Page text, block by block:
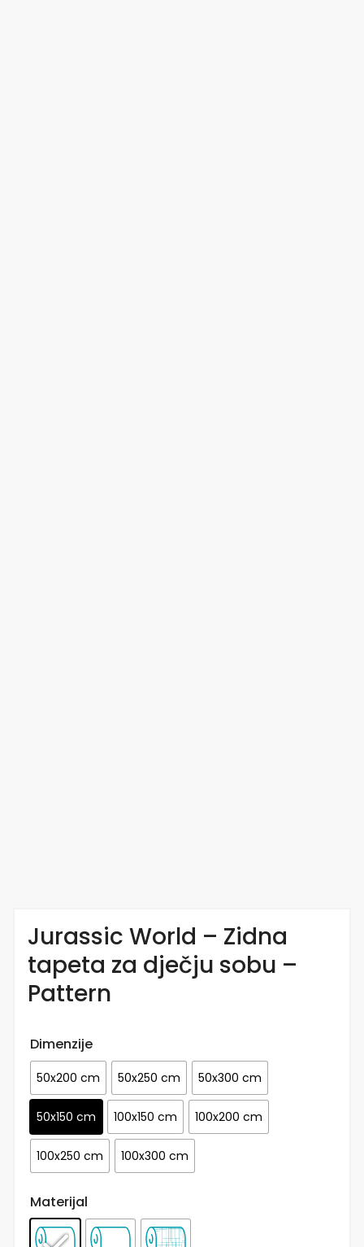
Jurassic World – Zidna
tapeta za dječju sobu –
Pattern
Dimenzije
50x200 cm 50x250 cm 50x300 cm
50x150 cm 100x150 cm 100x200 cm
100x250 cm 100x300 cm
Materijal